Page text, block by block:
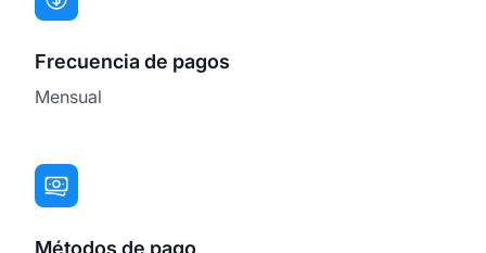
Frecuencia de pagos
Mensual
Métodos de pago